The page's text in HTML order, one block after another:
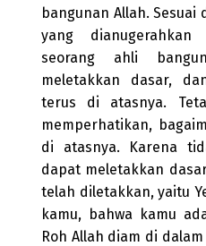
bangunan Allah.
yang
seorang ahli
meletakkan dasar,
terus di atasnya.
memperhatikan,
di atasnya. Karena
dapat meletakkan
telah diletakkan, yaitu
kamu, bahwa kamu
Roh Allah diam di